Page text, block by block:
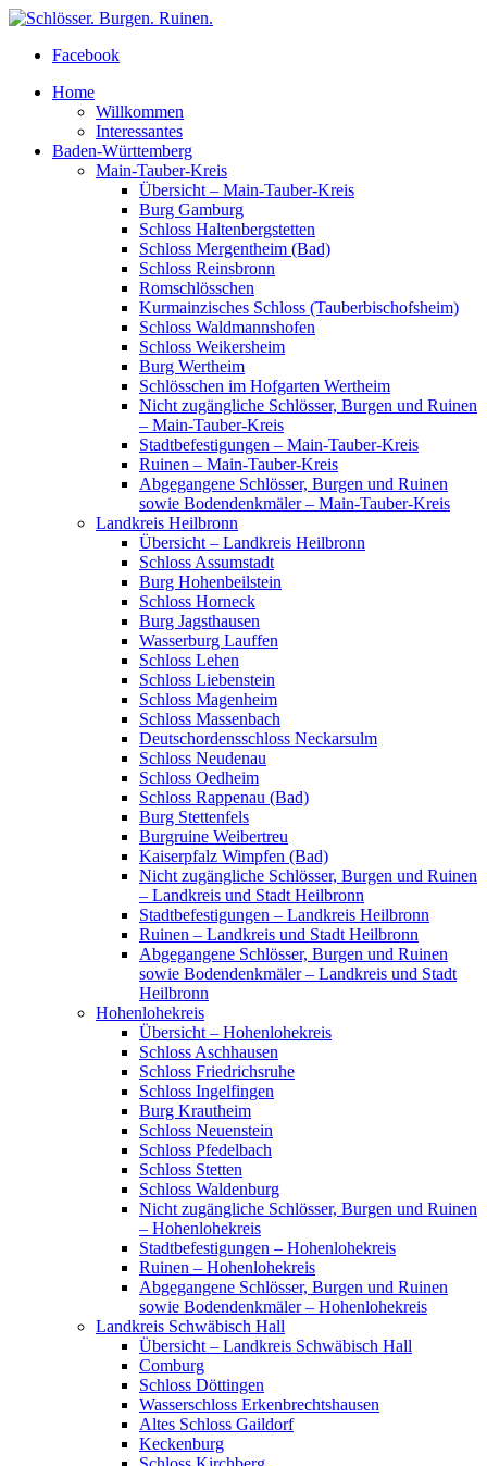
Facebook
Home
Willkommen
Interessantes
Baden-Württemberg
Main-Tauber-Kreis
Übersicht – Main-Tauber-Kreis
Burg Gamburg
Schloss Haltenbergstetten
Schloss Mergentheim (Bad)
Schloss Reinsbronn
Romschlösschen
Kurmainzisches Schloss (Tauberbischofsheim)
Schloss Waldmannshofen
Schloss Weikersheim
Burg Wertheim
Schlösschen im Hofgarten Wertheim
Nicht zugängliche Schlösser, Burgen und Ruinen
– Main-Tauber-Kreis
Stadtbefestigungen – Main-Tauber-Kreis
Ruinen – Main-Tauber-Kreis
Abgegangene Schlösser, Burgen und Ruinen
sowie Bodendenkmäler – Main-Tauber-Kreis
Landkreis Heilbronn
Übersicht – Landkreis Heilbronn
Schloss Assumstadt
Burg Hohenbeilstein
Schloss Horneck
Burg Jagsthausen
Wasserburg Lauffen
Schloss Lehen
Schloss Liebenstein
Schloss Magenheim
Schloss Massenbach
Deutschordensschloss Neckarsulm
Schloss Neudenau
Schloss Oedheim
Schloss Rappenau (Bad)
Burg Stettenfels
Burgruine Weibertreu
Kaiserpfalz Wimpfen (Bad)
Nicht zugängliche Schlösser, Burgen und Ruinen
– Landkreis und Stadt Heilbronn
Stadtbefestigungen – Landkreis Heilbronn
Ruinen – Landkreis und Stadt Heilbronn
Abgegangene Schlösser, Burgen und Ruinen
sowie Bodendenkmäler – Landkreis und Stadt
Heilbronn
Hohenlohekreis
Übersicht – Hohenlohekreis
Schloss Aschhausen
Schloss Friedrichsruhe
Schloss Ingelfingen
Burg Krautheim
Schloss Neuenstein
Schloss Pfedelbach
Schloss Stetten
Schloss Waldenburg
Nicht zugängliche Schlösser, Burgen und Ruinen
– Hohenlohekreis
Stadtbefestigungen – Hohenlohekreis
Ruinen – Hohenlohekreis
Abgegangene Schlösser, Burgen und Ruinen
sowie Bodendenkmäler – Hohenlohekreis
Landkreis Schwäbisch Hall
Übersicht – Landkreis Schwäbisch Hall
Comburg
Schloss Döttingen
Wasserschloss Erkenbrechtshausen
Altes Schloss Gaildorf
Keckenburg